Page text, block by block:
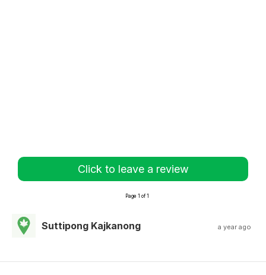
Click to leave a review
Page 1 of 1
Suttipong Kajkanong a year ago